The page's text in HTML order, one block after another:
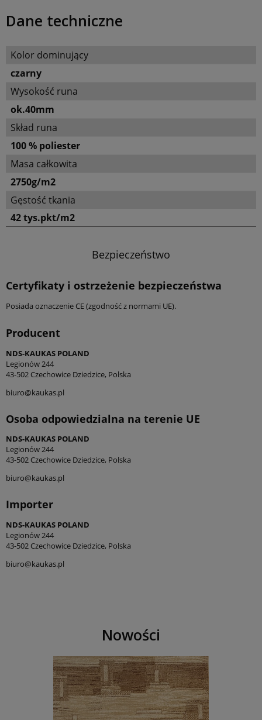
Dane techniczne
Kolor dominujący
czarny
Wysokość runa
ok.40mm
Skład runa
100 % poliester
Masa całkowita
2750g/m2
Gęstość tkania
42 tys.pkt/m2
Bezpieczeństwo
Certyfikaty i ostrzeżenie bezpieczeństwa
Posiada oznaczenie CE (zgodność z normami UE).
Producent
NDS-KAUKAS POLAND
Legionów 244
43-502 Czechowice Dziedzice, Polska
biuro@kaukas.pl
Osoba odpowiedzialna na terenie UE
NDS-KAUKAS POLAND
Legionów 244
43-502 Czechowice Dziedzice, Polska
biuro@kaukas.pl
Importer
NDS-KAUKAS POLAND
Legionów 244
43-502 Czechowice Dziedzice, Polska
biuro@kaukas.pl
Nowości